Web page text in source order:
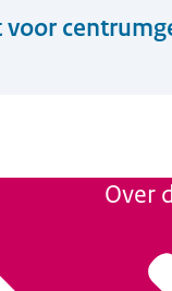
Over